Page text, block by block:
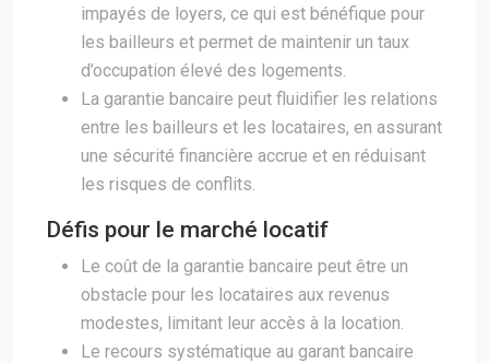
impayés de loyers, ce qui est bénéfique pour
les bailleurs et permet de maintenir un taux
d’occupation élevé des logements.
La garantie bancaire peut fluidifier les relations
entre les bailleurs et les locataires, en assurant
une sécurité financière accrue et en réduisant
les risques de conflits.
Défis pour le marché locatif
Le coût de la garantie bancaire peut être un
obstacle pour les locataires aux revenus
modestes, limitant leur accès à la location.
Le recours systématique au garant bancaire